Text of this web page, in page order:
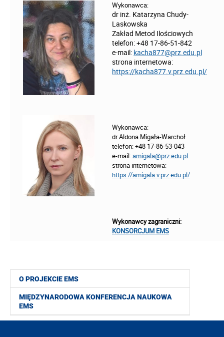
O PROJEKCIE EMS
MIĘDZYNARODOWA KONFERENCJA NAUKOWA
EMS
Wykonawca:
dr inż. Katarzyna Chudy-
Laskowska
Zakład Metod Ilościowych
telefon: +48 17-86-51-842
e-mail: kacha877@prz.edu.pl
strona internetowa:
https://kacha877.v.prz.edu.pl/
Wykonawca:
dr Aldona Migała-Warchoł
telefon: +48 17-86-53-043
e-mail:amigala@prz.edu.pl
strona internetowa:
https://amigala.v.prz.edu.pl/
Wykonawcy zagraniczni:
KONSORCJUM EMS